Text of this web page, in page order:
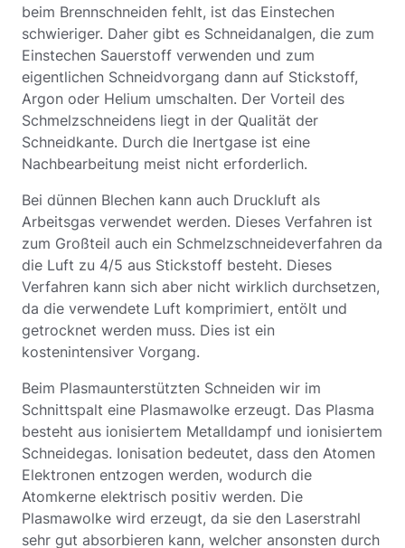
beim Brennschneiden fehlt, ist das Einstechen
schwieriger. Daher gibt es Schneidanalgen, die zum
Einstechen Sauerstoff verwenden und zum
eigentlichen Schneidvorgang dann auf Stickstoff,
Argon oder Helium umschalten. Der Vorteil des
Schmelzschneidens liegt in der Qualität der
Schneidkante. Durch die Inertgase ist eine
Nachbearbeitung meist nicht erforderlich.
Bei dünnen Blechen kann auch Druckluft als
Arbeitsgas verwendet werden. Dieses Verfahren ist
zum Großteil auch ein Schmelzschneideverfahren da
die Luft zu 4/5 aus Stickstoff besteht. Dieses
Verfahren kann sich aber nicht wirklich durchsetzen,
da die verwendete Luft komprimiert, entölt und
getrocknet werden muss. Dies ist ein
kostenintensiver Vorgang.
Beim Plasmaunterstützten Schneiden wir im
Schnittspalt eine Plasmawolke erzeugt. Das Plasma
besteht aus ionisiertem Metalldampf und ionisiertem
Schneidegas. Ionisation bedeutet, dass den Atomen
Elektronen entzogen werden, wodurch die
Atomkerne elektrisch positiv werden. Die
Plasmawolke wird erzeugt, da sie den Laserstrahl
sehr gut absorbieren kann, welcher ansonsten durch